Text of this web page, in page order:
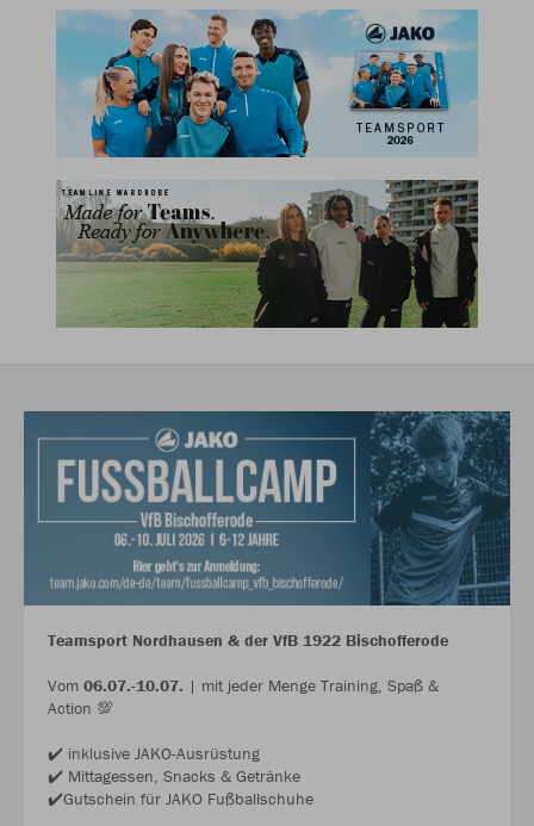
Teamsport Nordhausen & der VfB 1922 Bischofferode
Vom 06.07.-10.07. | mit jeder Menge Training, Spaß &
Action 💯
✔️ inklusive JAKO-Ausrüstung
✔️ Mittagessen, Snacks & Getränke
✔️Gutschein für JAKO Fußballschuhe